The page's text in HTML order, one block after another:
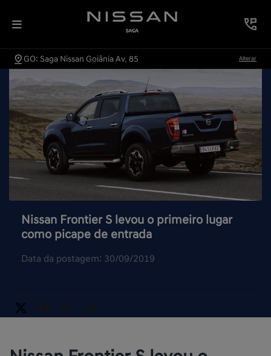
GO: Saga Nissan Goiânia Av. 85 Alterar
Nissan Frontier S levou o primeiro lugar
como picape de entrada
Data da postagem: 30/09/2019